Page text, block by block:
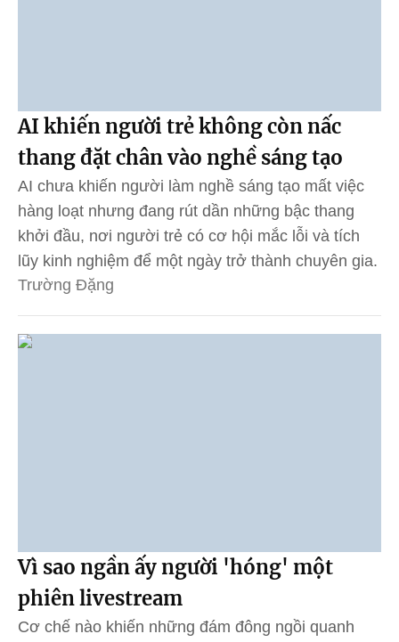
AI khiến người trẻ không còn nấc
thang đặt chân vào nghề sáng tạo
AI chưa khiến người làm nghề sáng tạo mất việc
hàng loạt nhưng đang rút dần những bậc thang
khởi đầu, nơi người trẻ có cơ hội mắc lỗi và tích
lũy kinh nghiệm để một ngày trở thành chuyên gia.
Trường Đặng
Vì sao ngần ấy người 'hóng' một
phiên livestream
Cơ chế nào khiến những đám đông ngồi quanh